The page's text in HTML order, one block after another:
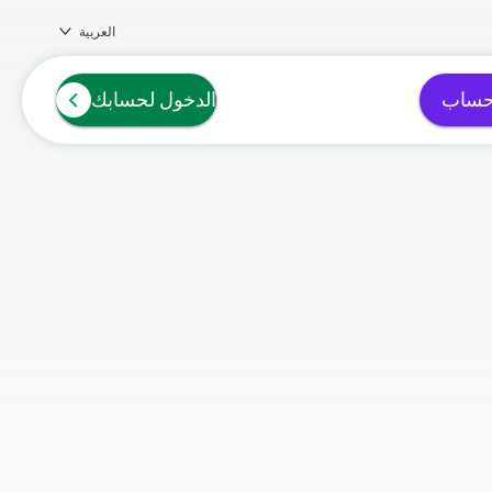
العربية
الدخول لحسابك